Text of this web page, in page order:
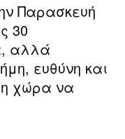
Παρασκευή
30
αλλά
ευθύνη και
η χώρα να